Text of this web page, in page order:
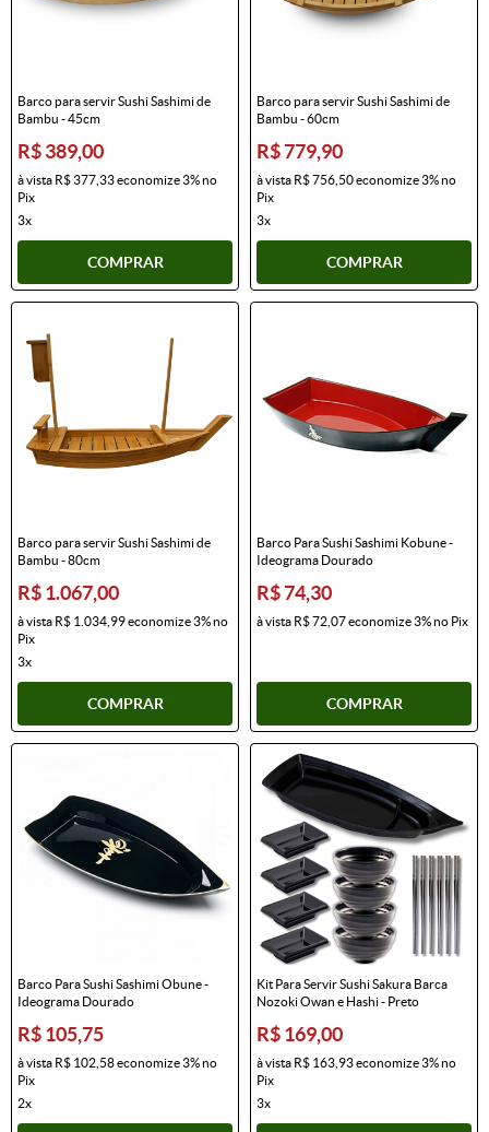
Barco para servir Sushi Sashimi de
Bambu - 45cm
R$ 389,00
à vista R$ 377,33economize3%no
Pix
3x
COMPRAR
Barco para servir Sushi Sashimi de
Bambu - 60cm
R$ 779,90
à vista R$ 756,50economize3%no
Pix
3x
COMPRAR
Barco para servir Sushi Sashimi de
Bambu - 80cm
R$ 1.067,00
à vista R$ 1.034,99economize3%no
Pix
3x
COMPRAR
Barco Para Sushi Sashimi Kobune -
Ideograma Dourado
R$ 74,30
à vista R$ 72,07economize3%no Pix
COMPRAR
Barco Para Sushi Sashimi Obune -
Ideograma Dourado
R$ 105,75
à vista R$ 102,58economize3%no
Pix
2x
Kit Para Servir Sushi Sakura Barca
Nozoki Owan e Hashi - Preto
R$ 169,00
à vista R$ 163,93economize3%no
Pix
3x